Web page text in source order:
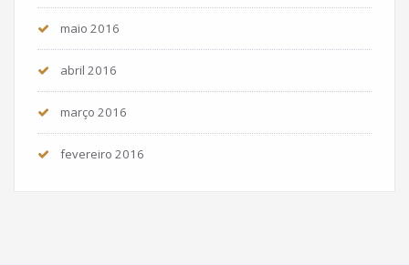
maio 2016
abril 2016
março 2016
fevereiro 2016